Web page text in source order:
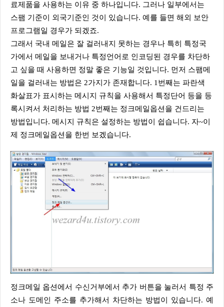
료제품을 사용하는 이유 중 하나입니다. 그러나 일부에서는
스팸 기준이 외국기준인 것이 있습니다. 예를 들면 해외 보안
프로그램일 경우가 되겠죠.
그래서 국내 메일은 잘 걸러내지 못하는 경우나 특히 특정국
가에서 메일을 보내거나 특정언어로 인코딩된 경우를 차단하
고 싶을 때 사용하면 정말 좋은 기능일 것입니다. 먼저 스팸메
일을 걸러내는 방법은 2가지가 존재합니다. 1번째는 파란색
화살표가 표시하는 메시지 규칙을 사용해서 특정단어 등을 등
록시켜서 처리하는 방법 2번째는 정크메일옵션을 건드리는
방법입니다. 메시지 규칙은 설정하는 방법이 쉽습니다. 자~이
제 정크메일옵션을 한번 보겠습니다.
정크메일 옵션에서 수신거부에서 추가 버튼을 눌러서 특정 주
소나 도메인 주소를 추가해서 차단하는 방법이 있습니다. 예